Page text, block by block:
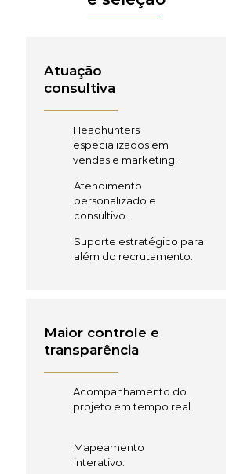
Atuação
consultiva
Headhunters
especializados em
vendas e marketing.
Atendimento
personalizado e
consultivo.
Suporte estratégico para
além do recrutamento.
Maior controle e
transparência
Acompanhamento do
projeto em tempo real.
Mapeamento
interativo.